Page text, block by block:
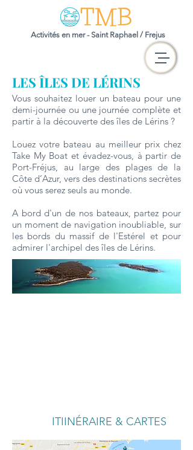
Activités en mer - Saint Raphael / Frejus
LES ÎLES DE LÉRINS
Vous souhaitez louer un bateau pour une
demi-journée ou une journée complète et
partir à la découverte des îles de Lérins ?
Louez votre bateau au meilleur prix chez
Take My Boat et évadez-vous, à partir de
Port-Fréjus, au large des plages de la
Côte d’Azur, vers des destinations secrètes
où vous serez seuls au monde.
A bord d'un de nos bateaux, partez pour
un moment de navigation inoubliable, sur
les bords du massif de l'Estérel et pour
admirer l'archipel des îles de Lérins.
ITIINÉRAIRE & CARTES